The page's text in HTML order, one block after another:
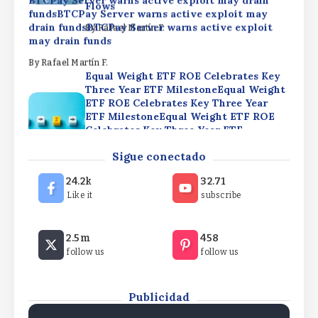
Flows
ByRafael Martín F.
fundsBTCPay Server warns active exploit may
drain fundsBTCPay Server warns active exploit
may drain funds
By Rafael Martín F.
Equal Weight ETF ROE Celebrates Key
Three Year ETF MilestoneEqual Weight
ETF ROE Celebrates Key Three Year
ETF MilestoneEqual Weight ETF ROE
Celebrates Key Three Year ETF
Rafael Martín F.
Broad Market Momentum & Defensive
Pivots: This Week’s Top ETF
FlowsBroad Market Momentum &
Defensive Pivots: This Week’s Top ETF
FlowsBroad Market Momentum &
Flows
By Rafael Martín F.
BTCPay Server warns active exploit may drain
fundsBTCPay Server warns active exploit may
drain fundsBTCPay Server warns active exploit
Sigue conectado
24.2k
Like it
32.71
subscribe
2.5m
follow us
458
follow us
Publicidad